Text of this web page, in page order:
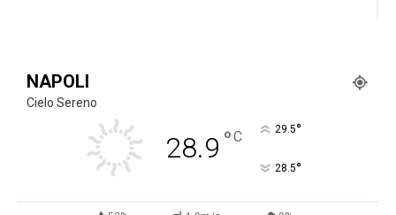
NAPOLI
Cielo Sereno
28.9 °C 29.5°
28.5°